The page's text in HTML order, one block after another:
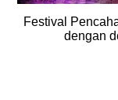
Festival
dengan